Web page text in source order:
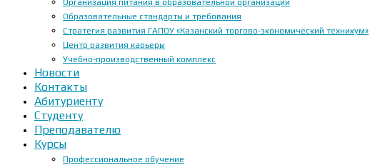
Организация питания в образовательной организации
Образовательные стандарты и требования
Стратегия развития ГАПОУ «Казанский торгово-экономический техникум»
Центр развития карьеры
Учебно-производственный комплекс
Новости
Контакты
Абитуриенту
Студенту
Преподавателю
Курсы
Профессиональное обучение